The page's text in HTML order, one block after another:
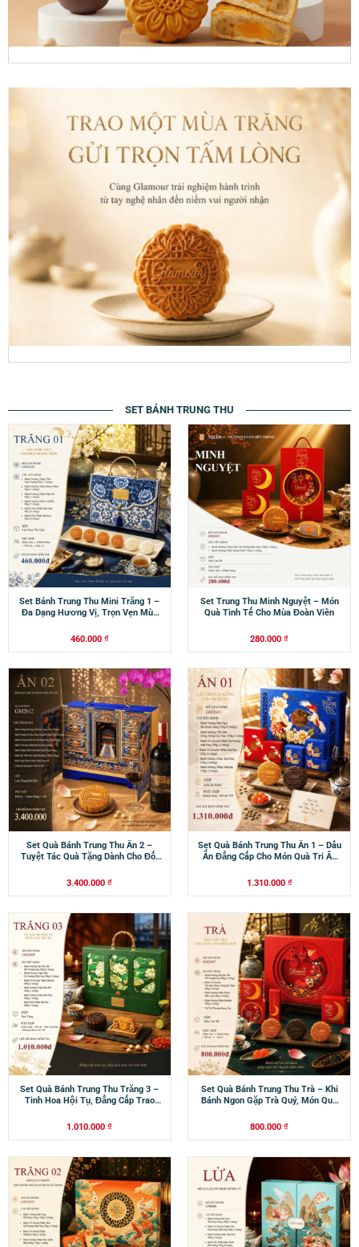
SET BÁNH TRUNG THU
Set Bánh Trung Thu Mini Trăng 1 –
Đa Dạng Hương Vị, Trọn Vẹn Mùa
460.000 ₫
Set Trung Thu Minh Nguyệt – Món
Quà Tinh Tế Cho Mùa Đoàn Viên
280.000₫
Set Quà Bánh Trung Thu Ấn 2 –
Tuyệt Tác Quà Tặng Dành Cho Đối
3.400.000₫
Set Quà Bánh Trung Thu Ấn 1 – Dấu
Ấn Đẳng Cấp Cho Món Quà Tri Ân
1.310.000 ₫
Set Quà Bánh Trung Thu Trăng 3 –
Tinh Hoa Hội Tụ, Đẳng Cấp Trao
1.010.000₫
Set Quà Bánh Trung Thu Trà – Khi
Bánh Ngon Gặp Trà Quý, Món Quà
800.000₫